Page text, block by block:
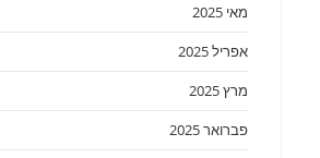
מאי 2025
אפריל 2025
מרץ 2025
פברואר 2025